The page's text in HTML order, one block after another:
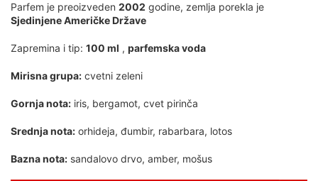
Parfem je preoizveden 2002 godine, zemlja porekla je
Sjedinjene Američke Države
Zapremina i tip: 100 ml , parfemska voda
Mirisna grupa: cvetni zeleni
Gornja nota: iris, bergamot, cvet pirinča
Srednja nota: orhideja, đumbir, rabarbara, lotos
Bazna nota: sandalovo drvo, amber, mošus